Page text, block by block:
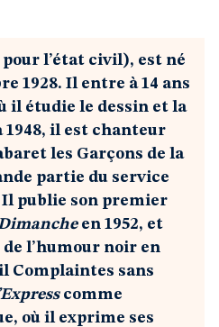
l’état civil), est né
1928. Il entre à 14 ans
il étudie le dessin et la
1948, il est chanteur
les Garçons de la
partie du service
publie son premier
en 1952, et
l’humour noir en
Complaintes sans
comme
où il exprime ses